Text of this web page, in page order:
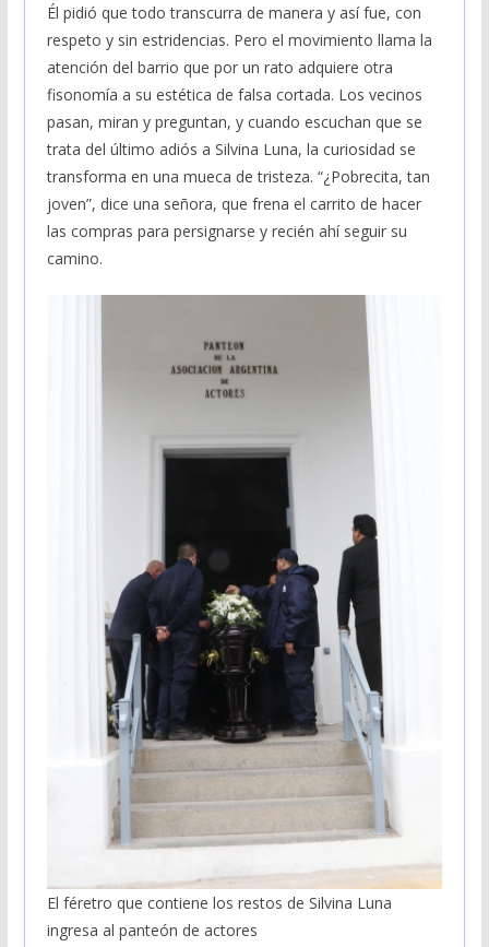
Él pidió que todo transcurra de manera y así fue, con
respeto y sin estridencias. Pero el movimiento llama la
atención del barrio que por un rato adquiere otra
fisonomía a su estética de falsa cortada. Los vecinos
pasan, miran y preguntan, y cuando escuchan que se
trata del último adiós a Silvina Luna, la curiosidad se
transforma en una mueca de tristeza. “¿Pobrecita, tan
joven”, dice una señora, que frena el carrito de hacer
las compras para persignarse y recién ahí seguir su
camino.
El féretro que contiene los restos de Silvina Luna
ingresa al panteón de actores